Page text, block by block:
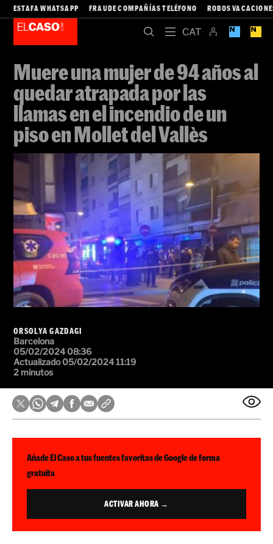
ESTAFA WHATSAPP FRAUDE COMPAÑÍAS TELÉFONO ROBOS
Muere una mujer de 94 años al
quedar atrapada por las
llamas en el incendio de un
piso en Mollet del Vallès
ORSOLYA GAZDAGI
Barcelona
05/02/2024 08:36
Actualizado 05/02/2024 11:19
2 minutos
Añade El Caso a tus fuentes favoritas de Google de forma
gratuita
ACTIVAR AHORA →